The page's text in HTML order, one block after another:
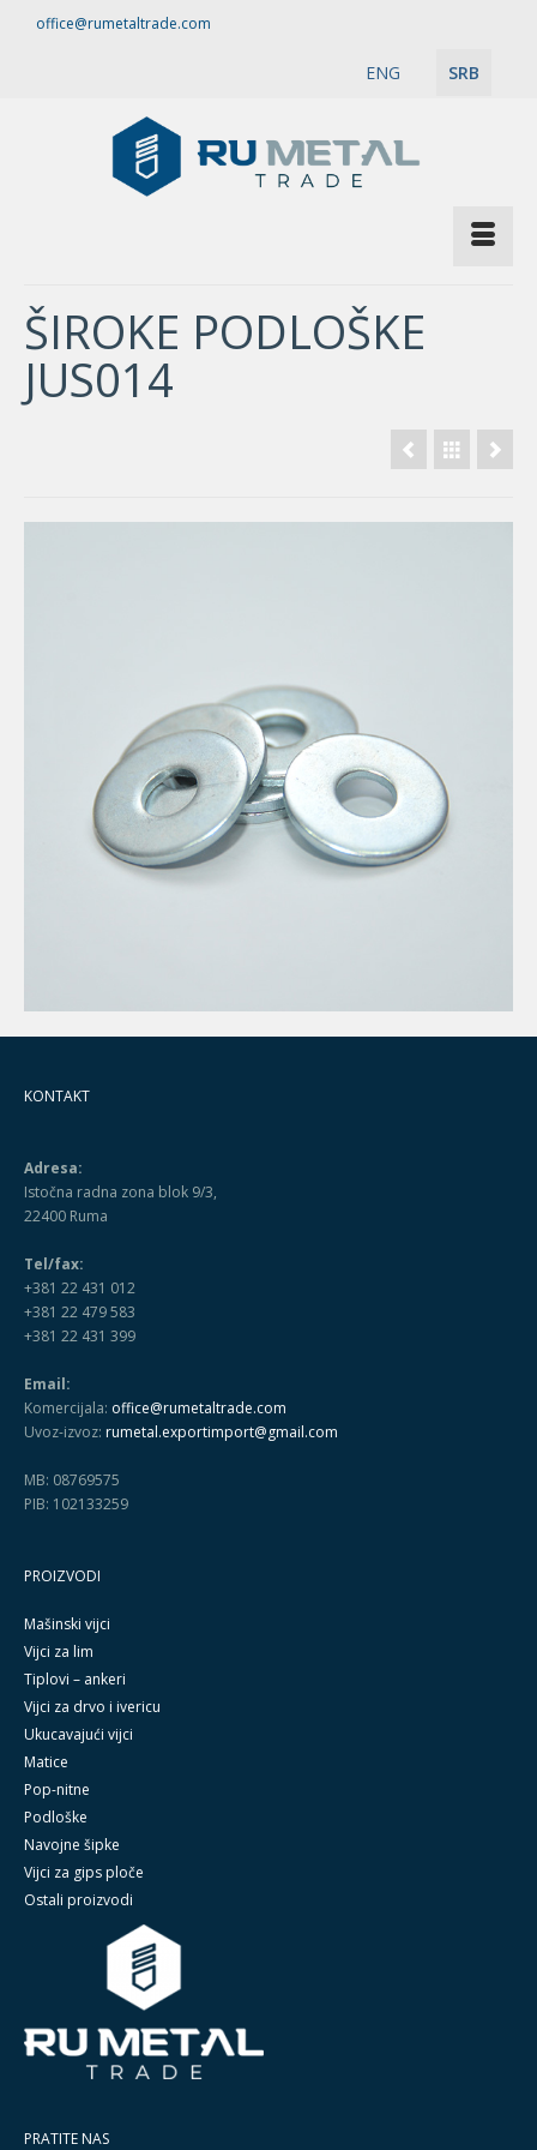
office@rumetaltrade.com
ENG SRB
ŠIROKE PODLOŠKE
JUS014
KONTAKT
Adresa:
Istočna radna zona blok 9/3,
22400 Ruma
Tel/fax:
+381 22 431 012
+381 22 479 583
+381 22 431 399
Email:
Komercijala: office@rumetaltrade.com
Uvoz-izvoz: rumetal.exportimport@gmail.com
MB: 08769575
PIB: 102133259
PROIZVODI
Mašinski vijci
Vijci za lim
Tiplovi – ankeri
Vijci za drvo i ivericu
Ukucavajući vijci
Matice
Pop-nitne
Podloške
Navojne šipke
Vijci za gips ploče
Ostali proizvodi
PRATITE NAS